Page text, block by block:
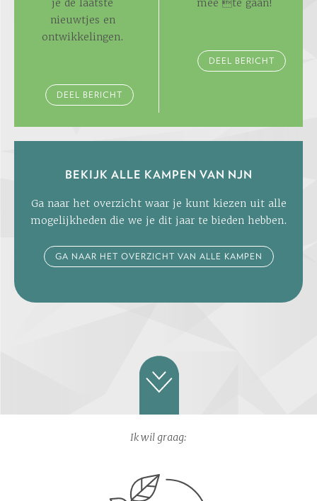
je de laatste
nieuwtjes en
ontwikkelingen.
DEEL BERICHT
mee te gaan!
DEEL BERICHT
BEKIJK ALLE KAMPEN VAN NJN
Ga naar het overzicht waar je kunt kiezen uit alle
mogelijkheden die we je dit jaar te bieden hebben.
GA NAAR HET OVERZICHT VAN ALLE KAMPEN
Ik wil graag: